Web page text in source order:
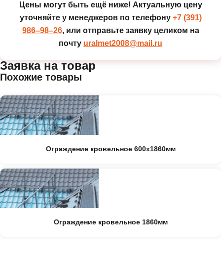
Цены могут быть ещё ниже! Актуальную цену
уточняйте у менеджеров по телефону +7 (391)
986‒98‒26, или отправьте заявку целиком на
почту uralmet2008@mail.ru
Заявка на товар
Похожие товары
Ограждение кровельное 600х1860мм
Ограждение кровельное 1860мм